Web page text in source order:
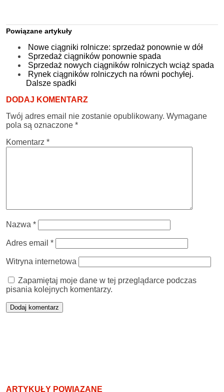
Powiązane artykuły
Nowe ciągniki rolnicze: sprzedaż ponownie w dół
Sprzedaż ciągników ponownie spada
Sprzedaż nowych ciągników rolniczych wciąż spada
Rynek ciągników rolniczych na równi pochyłej.
Dalsze spadki
DODAJ KOMENTARZ
Twój adres email nie zostanie opublikowany. Wymagane
pola są oznaczone *
Komentarz *
Nazwa *
Adres email *
Witryna internetowa
Zapamiętaj moje dane w tej przeglądarce podczas
pisania kolejnych komentarzy.
ARTYKUŁY POWIĄZANE